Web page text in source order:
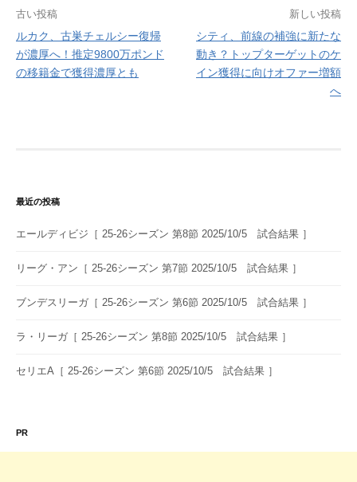
投
稿
ナ
ョ
ン
古い投稿
ルカク、古巣チェルシー復帰
が濃厚へ！推定9800万ポンド
の移籍金で獲得濃厚とも
新しい投稿
シティ、前線の補強に新たな
動き？トップターゲットのケ
イン獲得に向けオファー増額
へ
最近の投稿
エールディビジ［ 25-26シーズン 第8節 2025/10/5 試合結果 ］
リーグ・アン［ 25-26シーズン 第7節 2025/10/5 試合結果 ］
ブンデスリーガ［ 25-26シーズン 第6節 2025/10/5 試合結果 ］
ラ・リーガ［ 25-26シーズン 第8節 2025/10/5 試合結果 ］
セリエA［ 25-26シーズン 第6節 2025/10/5 試合結果 ］
PR